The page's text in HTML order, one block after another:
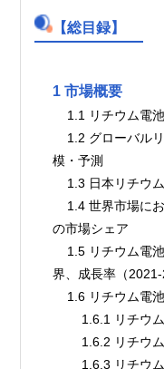
【総目録】
1 市場概要
1.1 リチウム
模・予測
1.3 日本リチ
の市場シェア
界、成長率（2021-
1.6 リチウム
1.6.1
1.6.2
1.6.3